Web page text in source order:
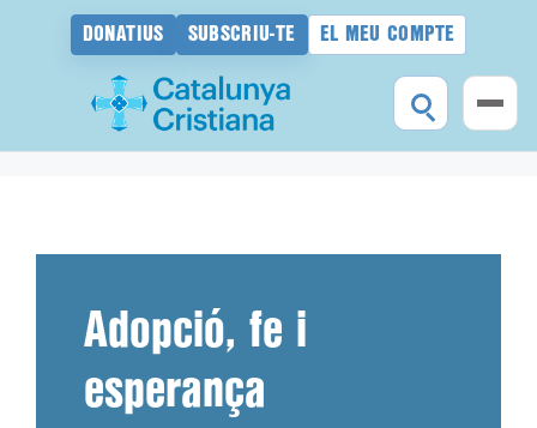
DONATIUS SUBSCRIU-TE EL MEU COMPTE
Adopció, fe i
esperança